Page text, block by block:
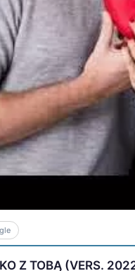
Z TOBĄ (VERS.